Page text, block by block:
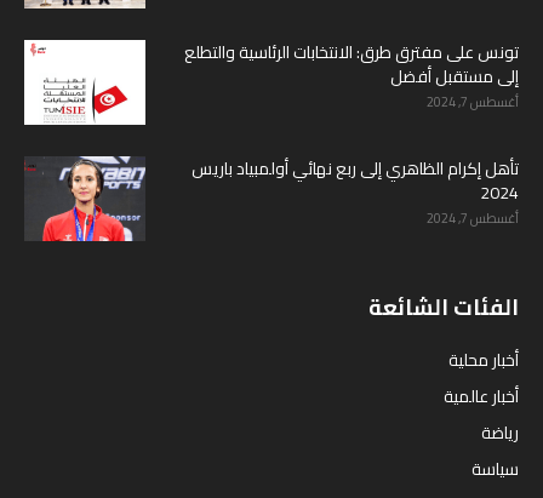
تونس على مفترق طرق: الانتخابات الرئاسية والتطلع
إلى مستقبل أفضل
أغسطس 7, 2024
تأهل إكرام الظاهري إلى ربع نهائي أولمبياد باريس
2024
أغسطس 7, 2024
الفئات الشائعة
أخبار محلية
أخبار عالمية
رياضة
سياسة